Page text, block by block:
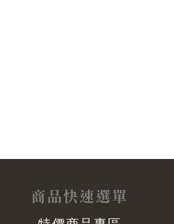
商品快速選單